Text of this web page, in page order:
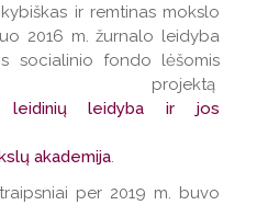
ir remtinas mokslo
2016 m. žurnalo leidyba
socialinio fondo lėšomis
projektą
leidinių leidyba ir jos
akademija.
per 2019 m. buvo